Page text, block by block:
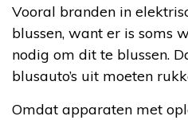
Vooral branden in
blussen, want er is soms
nodig om dit te blussen.
blusauto’s uit moeten
Omdat apparaten met